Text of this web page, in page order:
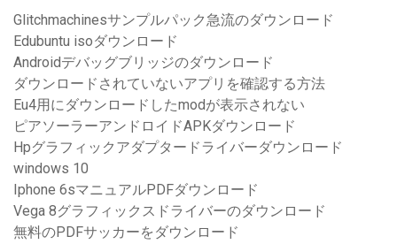
Glitchmachinesサンプルパック急流のダウンロード
Edubuntu isoダウンロード
Androidデバッグブリッジのダウンロード
ダウンロードされていないアプリを確認する方法
Eu4用にダウンロードしたmodが表示されない
ピアソーラーアンドロイドAPKダウンロード
Hpグラフィックアダプタードライバーダウンロード
windows 10
Iphone 6sマニュアルPDFダウンロード
Vega 8グラフィックスドライバーのダウンロード
無料のPDFサッカーをダウンロード